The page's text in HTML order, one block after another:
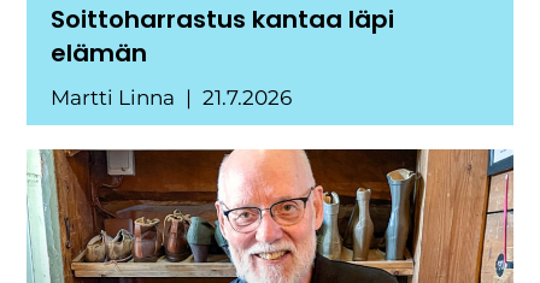
Soittoharrastus kantaa läpi
elämän
Martti Linna 21.7.2026